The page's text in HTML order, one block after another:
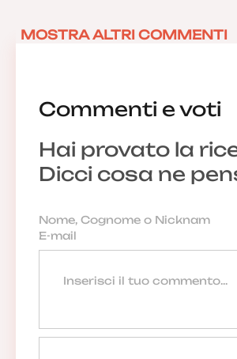
Commenti e voti
Hai provato la
Dicci cosa ne
19/02/2018 13:43:11
MOSTRA ALTRI COMMENTI